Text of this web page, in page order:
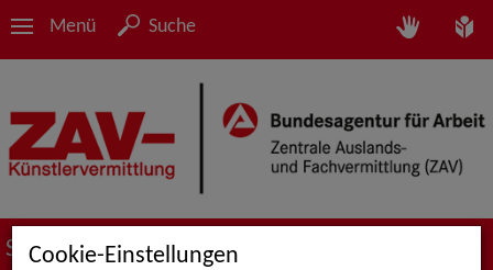
Menü Suche
Suche nach Künstler*innen
Cookie-Einstellungen